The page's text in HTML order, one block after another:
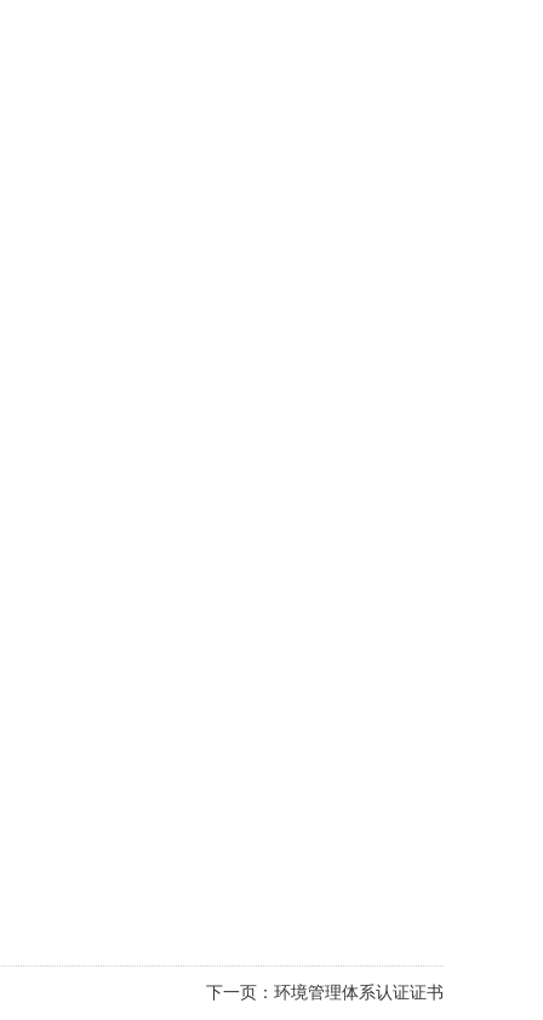
下一页： 环境管理体系认证证书